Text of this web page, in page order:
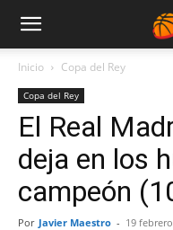
Inicio Copa del Rey
Copa del Rey
El Real
deja en los
campeón
Por Javier Maestro - 19